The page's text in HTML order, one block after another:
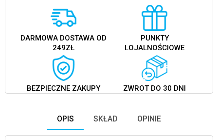
DARMOWA DOSTAWA OD
249ZŁ
PUNKTY
LOJALNOŚCIOWE
BEZPIECZNE ZAKUPY ZWROT DO 30 DNI
OPIS SKŁAD OPINIE